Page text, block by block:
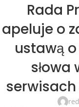
Rada
apeluje o
ustawą
serwisach